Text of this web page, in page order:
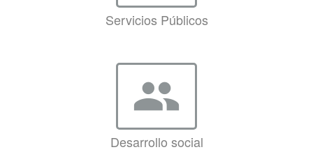
Servicios Públicos
group
Desarrollo social